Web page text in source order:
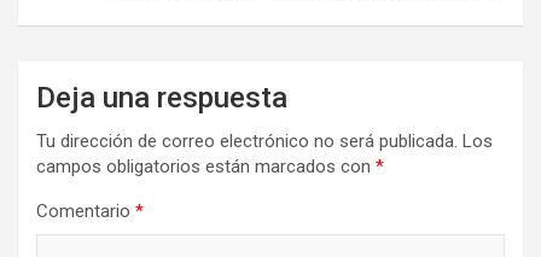
Deja una respuesta
Tu dirección de correo electrónico no será publicada. Los
campos obligatorios están marcados con *
Comentario *